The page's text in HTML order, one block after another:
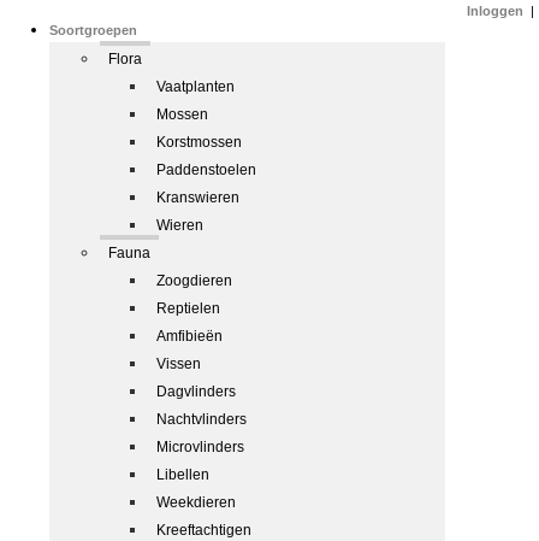
Soortgroepen
Flora
Vaatplanten
Mossen
Korstmossen
Paddenstoelen
Kranswieren
Wieren
Fauna
Zoogdieren
Reptielen
Amfibieën
Vissen
Dagvlinders
Nachtvlinders
Microvlinders
Libellen
Weekdieren
Kreeftachtigen
Inloggen |